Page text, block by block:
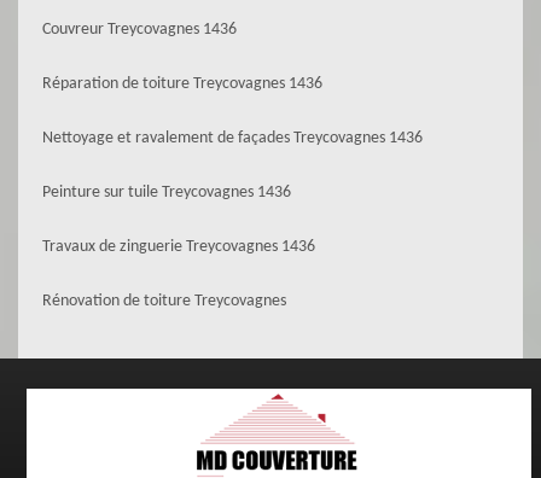
Couvreur Treycovagnes 1436
Réparation de toiture Treycovagnes 1436
Nettoyage et ravalement de façades Treycovagnes 1436
Peinture sur tuile Treycovagnes 1436
Travaux de zinguerie Treycovagnes 1436
Rénovation de toiture Treycovagnes